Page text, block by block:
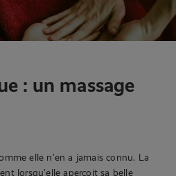
: un massage
elle n’en a jamais connu. La
lorsqu’elle aperçoit sa belle